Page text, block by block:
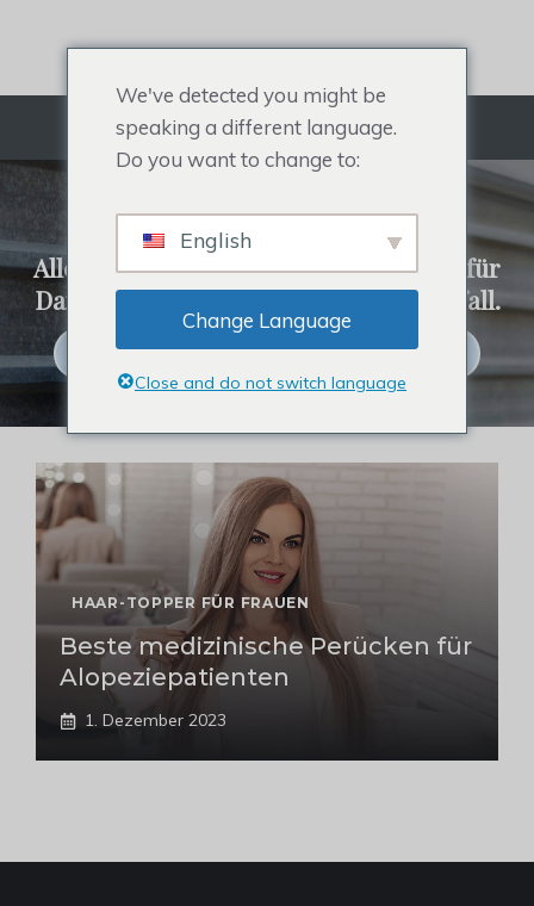
Menü
REHAIR-SYSTEM
Alles über Herrentoupet, Haaraufsatz für
Damen, Promi-Haarteil und Haarausfall.
Klicken Sie hier, um Haarsysteme zu kaufen
HAAR-TOPPER FÜR FRAUEN
Beste medizinische Perücken für
Alopeziepatienten
1. Dezember 2023
We've detected you might be
speaking a different language.
Do you want to change to:
English
Change Language
Close and do not switch language